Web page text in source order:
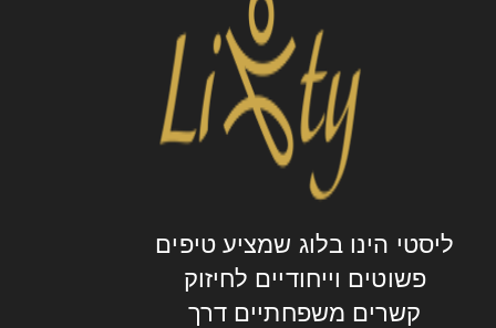
ליסטי הינו בלוג שמציע טיפים
פשוטים וייחודיים לחיזוק
קשרים משפחתיים דרך